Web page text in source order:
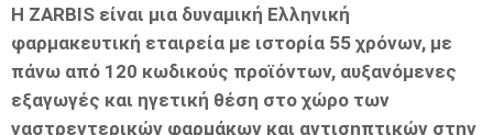
Η ZARBIS είναι μια δυναμική Ελληνική
φαρμακευτική εταιρεία με ιστορία 55 χρόνων, με
πάνω από 120 κωδικούς προϊόντων, αυξανόμενες
εξαγωγές και ηγετική θέση στο χώρο των
γαστρεντερικών φαρμάκων και αντισηπτικών στην